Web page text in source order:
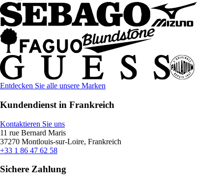
Entdecken Sie alle unsere Marken
Kundendienst in Frankreich
Kontaktieren Sie uns
11 rue Bernard Maris
37270 Montlouis-sur-Loire, Frankreich
+33 1 86 47 62 58
Sichere Zahlung